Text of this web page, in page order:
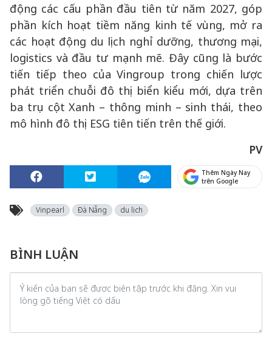
động các cấu phần đầu tiên từ năm 2027, góp
phần kích hoạt tiềm năng kinh tế vùng, mở ra
các hoạt động du lịch nghỉ dưỡng, thương mại,
logistics và đầu tư mạnh mẽ. Đây cũng là bước
tiến tiếp theo của Vingroup trong chiến lược
phát triển chuỗi đô thị biển kiểu mới, dựa trên
ba trụ cột Xanh – thông minh – sinh thái, theo
mô hình đô thị ESG tiên tiến trên thế giới.
PV
Thêm Ngày Nay
trên Google
Vinpearl Đà Nẵng du lịch
BÌNH LUẬN